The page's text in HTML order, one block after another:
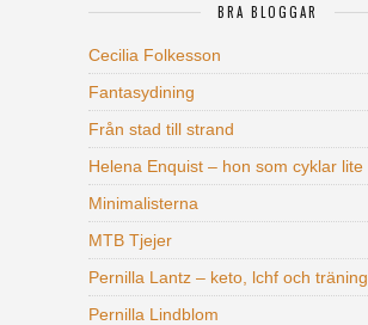
BRA BLOGGAR
Cecilia Folkesson
Fantasydining
Från stad till strand
Helena Enquist – hon som cyklar lite
Minimalisterna
MTB Tjejer
Pernilla Lantz – keto, lchf och träning
Pernilla Lindblom